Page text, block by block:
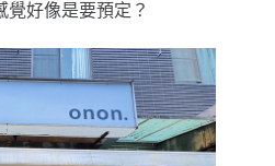
覺好像是要預定？